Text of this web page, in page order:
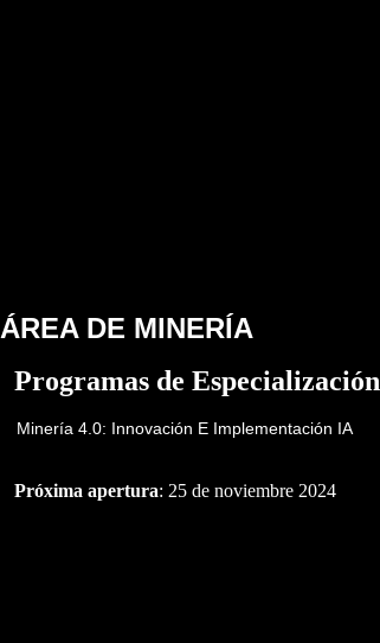
ÁREA DE MINERÍA
Programas de Especialización
Minería 4.0: Innovación E Implementación IA
Próxima apertura: 25 de noviembre 2024